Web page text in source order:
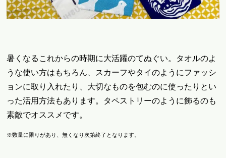
暑くなるこれからの時期に大活躍のてぬぐい。タオルのよ
うな使い方はもちろん、スカーフやタイのようにファッシ
ョンに取り入れたり、大切なものを包むのに使ったりとい
った活用方法もあります。タペストリーのように飾るのも
素敵でオススメです。
※数量に限りがあり、無くなり次第終了となります。